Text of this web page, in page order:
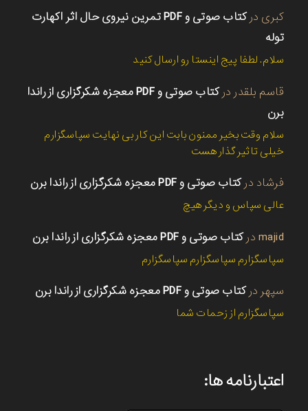
کبری در
کتاب صوتی و PDF تمرین نیروی حال اثر اکهارت
توله
سلام. لطفا پیج اینستا رو ارسال کنید
قاسم بلقدر در
کتاب صوتی و PDF معجزه شکرگزاری از راندا
برن
سلام وقت بخیر ممنون بابت این کار بی نهایت سپاسگزارم
خیلی تاثیر گذار هست
فرشاد درکتاب صوتی و PDF معجزه شکرگزاری از راندا برن
عالی سپاس و دیگر هیچ
majid درکتاب صوتی و PDF معجزه شکرگزاری از راندا برن
سپاسگزارم سپاسگزارم سپاسگزارم
سپهر درکتاب صوتی و PDF معجزه شکرگزاری از راندا برن
سپاسگزارم از زحمات شما
اعتبارنامه ها: